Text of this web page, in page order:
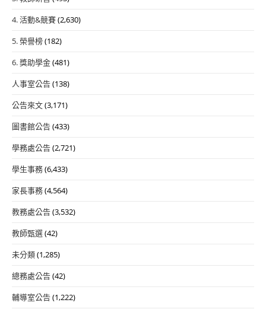
4. 活動&競賽(2,630)
5. 榮譽榜(182)
6. 獎助學金(481)
人事室公告(138)
公告來文(3,171)
圖書館公告(433)
學務處公告(2,721)
學生事務(6,433)
家長事務(4,564)
教務處公告(3,532)
教師甄選(42)
未分類(1,285)
總務處公告(42)
輔導室公告(1,222)